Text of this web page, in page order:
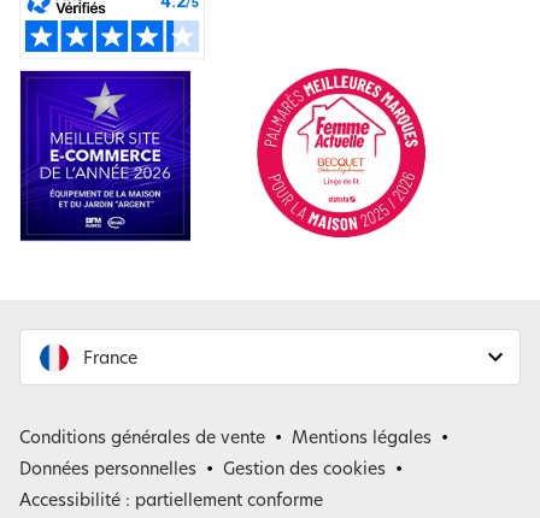
France
Belgique
Conditions générales de vente
Mentions légales
Données personnelles
Gestion des cookies
Accessibilité : partiellement conforme